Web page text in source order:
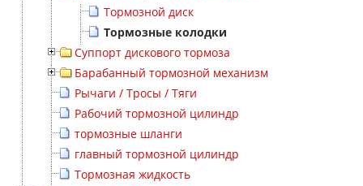
Тормозной диск
Тормозные колодки
Суппорт дискового тормоза
Барабанный тормозной механизм
Рычаги / Тросы / Тяги
Рабочий тормозной цилиндр
тормозные шланги
главный тормозной цилиндр
Тормозная жидкость